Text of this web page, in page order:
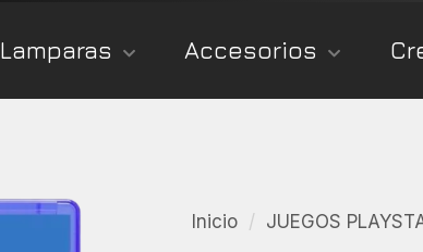
Lamparas Accesorios
Inicio / JUEGOS